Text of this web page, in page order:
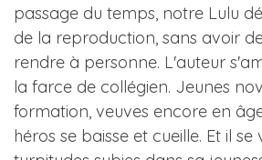
passage du temps, notre Lulu
de la reproduction, sans avoir
rendre à personne. L'auteur
la farce de collégien. Jeunes
formation, veuves encore en
héros se baisse et cueille. Et il se